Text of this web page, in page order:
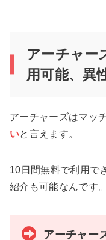
アーチャー
用可能、異
アーチャーズはマッ
いと言えます。
10日間無料で利用で
紹介も可能なんです。
アーチャー